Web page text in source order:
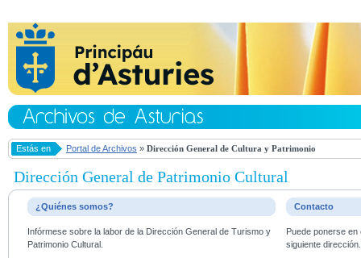
Estás en Portal de Archivos » Dirección General de Cultura y Patrimonio
Dirección General de Patrimonio Cultural
¿Quiénes somos?
Infórmese sobre la labor de la Dirección General de Turismo y
Patrimonio Cultural.
Contacto
Puede ponerse
siguiente dirección.